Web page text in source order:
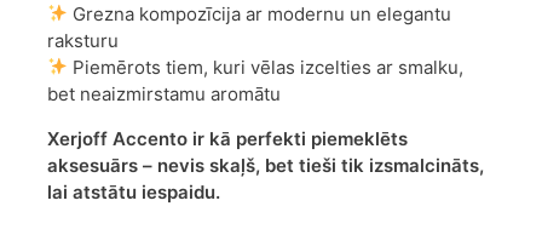
Grezna kompozīcija ar modernu un elegantu
raksturu
Piemērots tiem, kuri vēlas izcelties ar smalku,
bet neaizmirstamu aromātu
Xerjoff Accento ir kā perfekti piemeklēts
aksesuārs – nevis skaļš, bet tieši tik izsmalcināts,
lai atstātu iespaidu.